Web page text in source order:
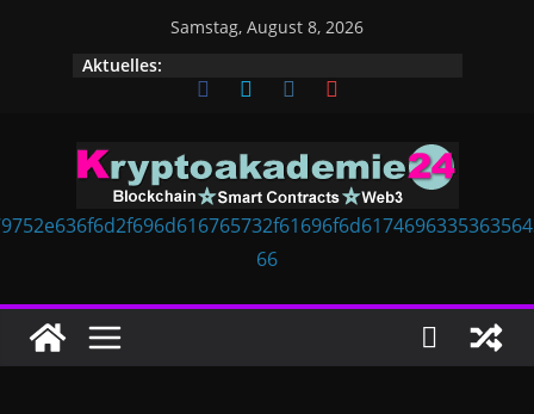
Samstag, August 8, 2026
Aktuelles: